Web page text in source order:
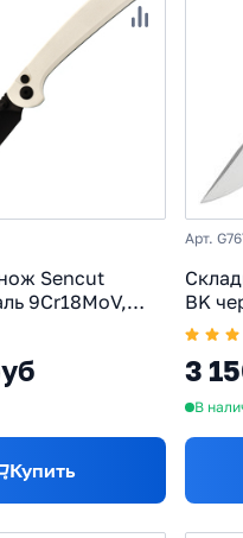
Sencut
9Cr18MoV,
Купить
Арт.
BK
3
В